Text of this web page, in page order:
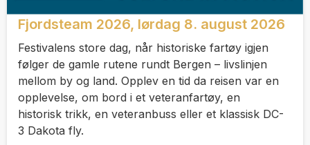
Fjordsteam 2026, lørdag 8. august 2026
Festivalens store dag, når historiske fartøy igjen
følger de gamle rutene rundt Bergen – livslinjen
mellom by og land. Opplev en tid da reisen var en
opplevelse, om bord i et veteranfartøy, en
historisk trikk, en veteranbuss eller et klassisk DC-
3 Dakota fly.